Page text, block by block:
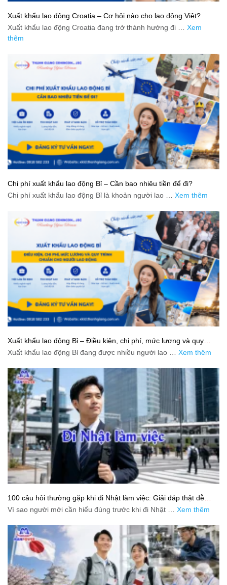
Xuất khẩu lao động Croatia – Cơ hội nào cho lao động Việt?
Xuất khẩu lao động Croatia đang trở thành hướng đi … Xem
thêm
Chi phí xuất khẩu lao động Bỉ – Cần bao nhiêu tiền để đi?
Chi phí xuất khẩu lao động Bỉ là khoản người lao … Xem thêm
Xuất khẩu lao động Bỉ – Điều kiện, chi phí, mức lương và quy
trình chuẩn cho người lao động
Xuất khẩu lao động Bỉ đang được nhiều người lao … Xem thêm
100 câu hỏi thường gặp khi đi Nhật làm việc: Giải đáp thật dễ
hiểu cho người mới bắt đầu
Vì sao người mới cần hiểu đúng trước khi đi Nhật … Xem thêm